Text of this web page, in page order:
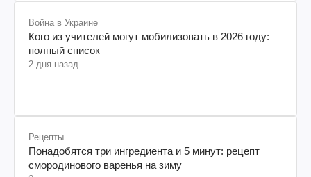
Война в Украине
Кого из учителей могут мобилизовать в 2026 году:
полный список
2 дня назад
Рецепты
Понадобятся три ингредиента и 5 минут: рецепт
смородинового варенья на зиму